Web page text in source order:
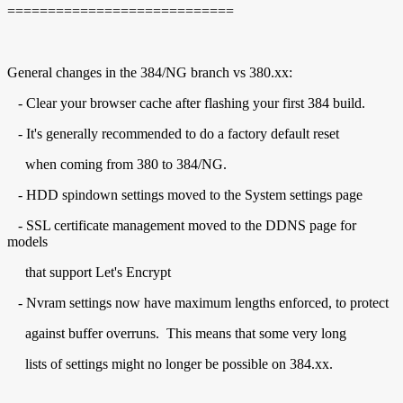
============================
General changes in the 384/NG branch vs 380.xx:
- Clear your browser cache after flashing your first 384 build.
- It's generally recommended to do a factory default reset
when coming from 380 to 384/NG.
- HDD spindown settings moved to the System settings page
- SSL certificate management moved to the DDNS page for
models
that support Let's Encrypt
- Nvram settings now have maximum lengths enforced, to protect
against buffer overruns. This means that some very long
lists of settings might no longer be possible on 384.xx.